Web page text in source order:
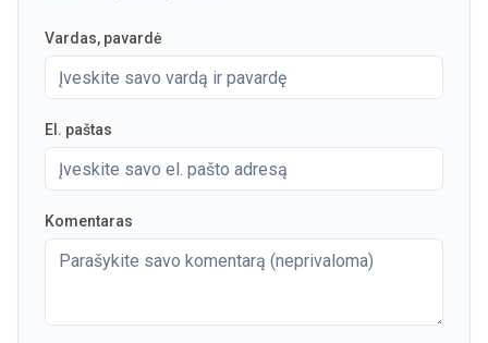
Vardas, pavardė
El. paštas
Komentaras